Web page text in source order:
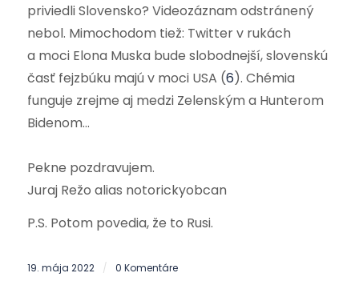
priviedli Slovensko? Videozáznam odstránený
nebol. Mimochodom tiež: Twitter v rukách
a moci Elona Muska bude slobodnejší, slovenskú
časť fejzbúku majú v moci USA (6). Chémia
funguje zrejme aj medzi Zelenským a Hunterom
Bidenom…
Pekne pozdravujem.
Juraj Režo alias notorickyobcan
P.S. Potom povedia, že to Rusi.
19. mája 2022 / 0 Komentáre